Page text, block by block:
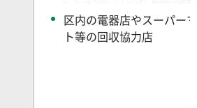
区内の電器店やスーパー
ト等の回収協力店